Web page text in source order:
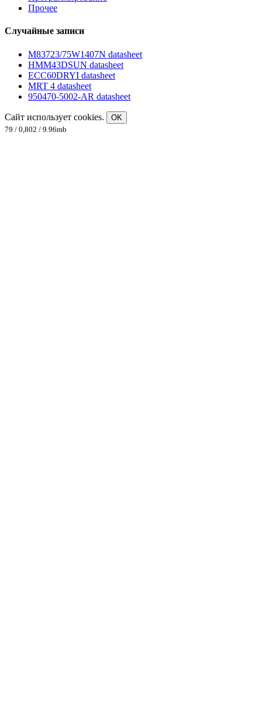
Прочее
Случайные записи
M83723/75W1407N datasheet
HMM43DSUN datasheet
ECC60DRYI datasheet
MRT 4 datasheet
950470-5002-AR datasheet
Сайт использует cookies.
OK
79 / 0,802 / 9.96mb